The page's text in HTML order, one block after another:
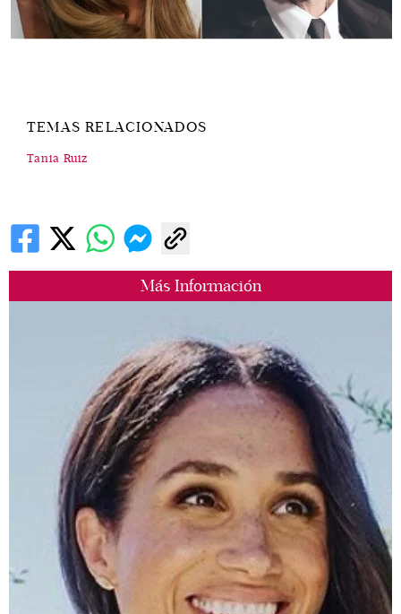
Más Información
TEMAS RELACIONADOS
Tania Ruiz